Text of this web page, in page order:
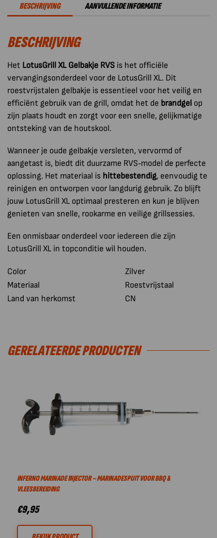
BESCHRIJVING AANVULLENDE INFORMATIE
BESCHRIJVING
Het LotusGrill XL Gelbakje RVS is het officiële
vervangingsonderdeel voor de LotusGrill XL. Dit
roestvrijstalen gelbakje is essentieel voor het veilig en
efficiënt gebruik van de grill, omdat het de brandgel op
zijn plaats houdt en zorgt voor een snelle, gelijkmatige
ontsteking van de houtskool.
Wanneer je oude gelbakje versleten, vervormd of
aangetast is, biedt dit duurzame RVS‑model de perfecte
oplossing. Het materiaal is hittebestendig, eenvoudig te
reinigen en ontworpen voor langdurig gebruik. Zo blijft
jouw LotusGrill XL optimaal presteren en kun je blijven
genieten van snelle, rookarme en veilige grillsessies.
Een onmisbaar onderdeel voor iedereen die zijn
LotusGrill XL in topconditie wil houden.
Color
Zilver
Materiaal
Roestvrijstaal
Land van herkomst
CN
GERELATEERDE PRODUCTEN
INFERNO MARINADE INJECTOR – MARINADESPUIT VOOR BBQ &
VLEESBEREIDING
€9,95